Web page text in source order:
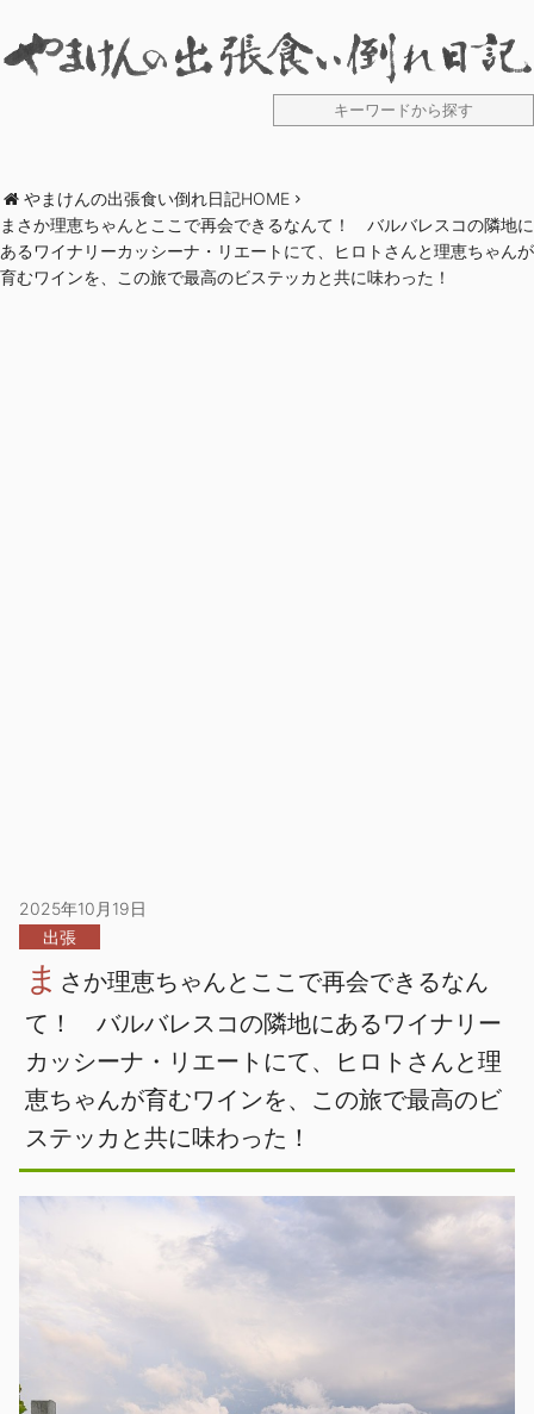
やまけんの出張食い倒れ日記HOME
まさか理恵ちゃんとここで再会できるなんて！ バルバレスコの隣地に
あるワイナリーカッシーナ・リエートにて、ヒロトさんと理恵ちゃんが
育むワインを、この旅で最高のビステッカと共に味わった！
2025年10月19日
出張
ま さか理恵ちゃんとここで再会できるなん
て！ バルバレスコの隣地にあるワイナリー
カッシーナ・リエートにて、ヒロトさんと理
恵ちゃんが育むワインを、この旅で最高のビ
ステッカと共に味わった！